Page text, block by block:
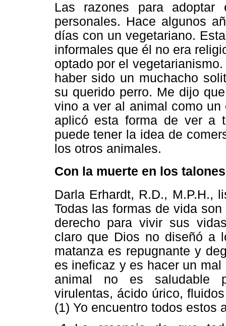
Las razones para adoptar
personales. Hace algunos
días con un vegetariano.
informales que él no era
optado por el
haber sido un muchacho
su querido perro. Me dijo
vino a ver al animal como
aplicó esta forma de ver a
puede tener la idea de
los otros animales.
Con la muerte en los talones
Darla Erhardt, R.D., M.P.H.,
Todas las formas de vida
derecho para vivir sus
claro que Dios no diseñó a
matanza es repugnante y
es ineficaz y es hacer un
animal no es saludable
virulentas, ácido úrico,
(1) Yo encuentro todos estos